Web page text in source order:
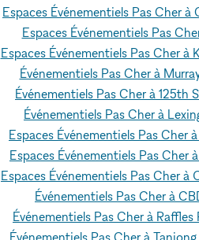
Espaces Événementiels Pas Cher
Espaces Événementiels Pas
Espaces Événementiels Pas Cher à
Événementiels Pas Cher à
Événementiels Pas Cher à 125th
Événementiels Pas Cher à
Espaces Événementiels Pas Cher
Espaces Événementiels Pas Cher
Espaces Événementiels Pas Cher à
Événementiels Pas Cher à
Événementiels Pas Cher à Raffles
Événementiels Pas Cher à